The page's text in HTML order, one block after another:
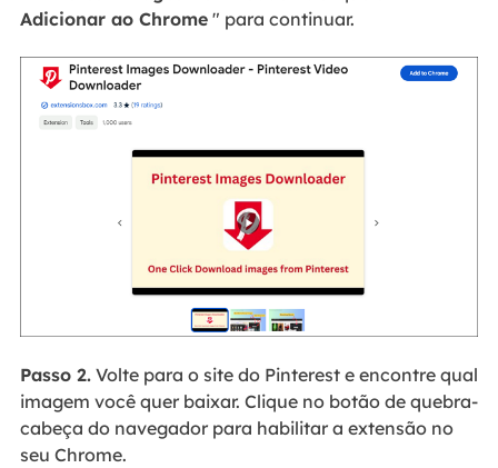
Adicionar ao Chrome" para continuar.
Passo 2.Volte para o site do Pinterest e encontre qual
imagem você quer baixar. Clique no botão de quebra-
cabeça do navegador para habilitar a extensão no
seu Chrome.